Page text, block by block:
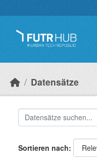
Datensätze
Sortieren nach